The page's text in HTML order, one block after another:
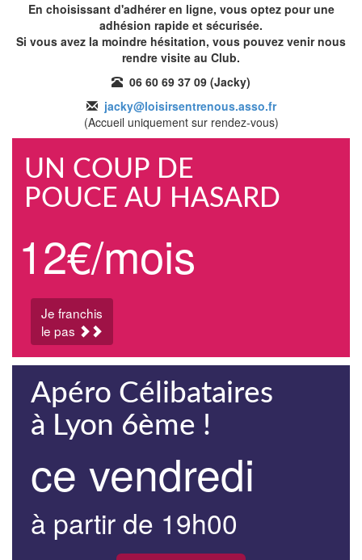
En choisissant d'adhérer en ligne, vous optez pour une
adhésion rapide et sécurisée.
Si vous avez la moindre hésitation, vous pouvez venir nous
rendre visite au Club.
06 60 69 37 09 (Jacky)
jacky@loisirsentrenous.asso.fr
(Accueil uniquement sur rendez-vous)
UN COUP DE
POUCE AU HASARD
12€/mois
Je franchis
le pas
Apéro Célibataires
à Lyon 6ème !
ce vendredi
à partir de 19h00